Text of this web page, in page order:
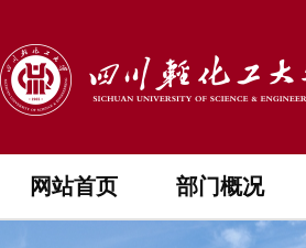
网站首页 部门概况